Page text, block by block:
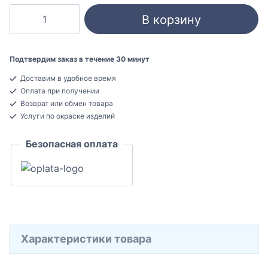
Decor
ZIGZAG
3D
Гибкая
панель
18x250x2000
В корзину
Подтвердим заказ в течение 30 минут
Доставим в удобное время
Оплата при получении
Возврат или обмен товара
Услуги по окраске изделий
Безопасная оплата
Характеристики товара